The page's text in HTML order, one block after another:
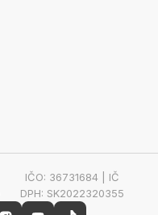
IČO: 36731684 | IČ
DPH: SK2022320355